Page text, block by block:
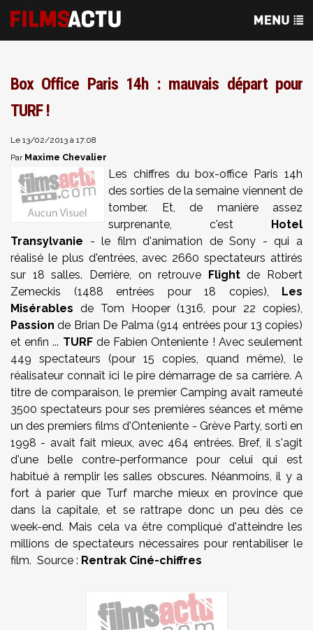
Box Office Paris 14h : mauvais départ pour
TURF !
Le 13/02/2013 à 17:08
Par Maxime Chevalier
Les chiffres du box-office Paris 14h
des sorties de la semaine viennent de
tomber. Et, de manière assez
surprenante, c'est Hotel
Transylvanie - le film d'animation de Sony - qui a
réalisé le plus d'entrées, avec 2660 spectateurs attirés
sur 18 salles. Derrière, on retrouve Flightde Robert
Zemeckis (1488 entrées pour 18 copies), Les
Misérables de Tom Hooper (1316, pour 22 copies),
Passion de Brian De Palma (914 entrées pour 13 copies)
et enfin ... TURFde Fabien Onteniente ! Avec seulement
449 spectateurs (pour 15 copies, quand même), le
réalisateur connaît ici le pire démarrage de sa carrière. A
titre de comparaison, le premier Camping avait rameuté
3500 spectateurs pour ses premières séances et même
un des premiers films d'Onteniente - Grève Party, sorti en
1998 - avait fait mieux, avec 464 entrées. Bref, il s'agit
d'une belle contre-performance pour celui qui est
habitué à remplir les salles obscures. Néanmoins, il y a
fort à parier que Turf marche mieux en province que
dans la capitale, et se rattrape donc un peu dès ce
week-end. Mais cela va être compliqué d'atteindre les
millions de spectateurs nécessaires pour rentabiliser le
film. Source : Rentrak Ciné-chiffres